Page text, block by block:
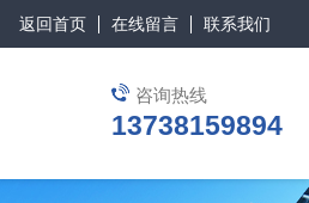
返回首页 在线留言 联系我们
咨询热线
13738159894